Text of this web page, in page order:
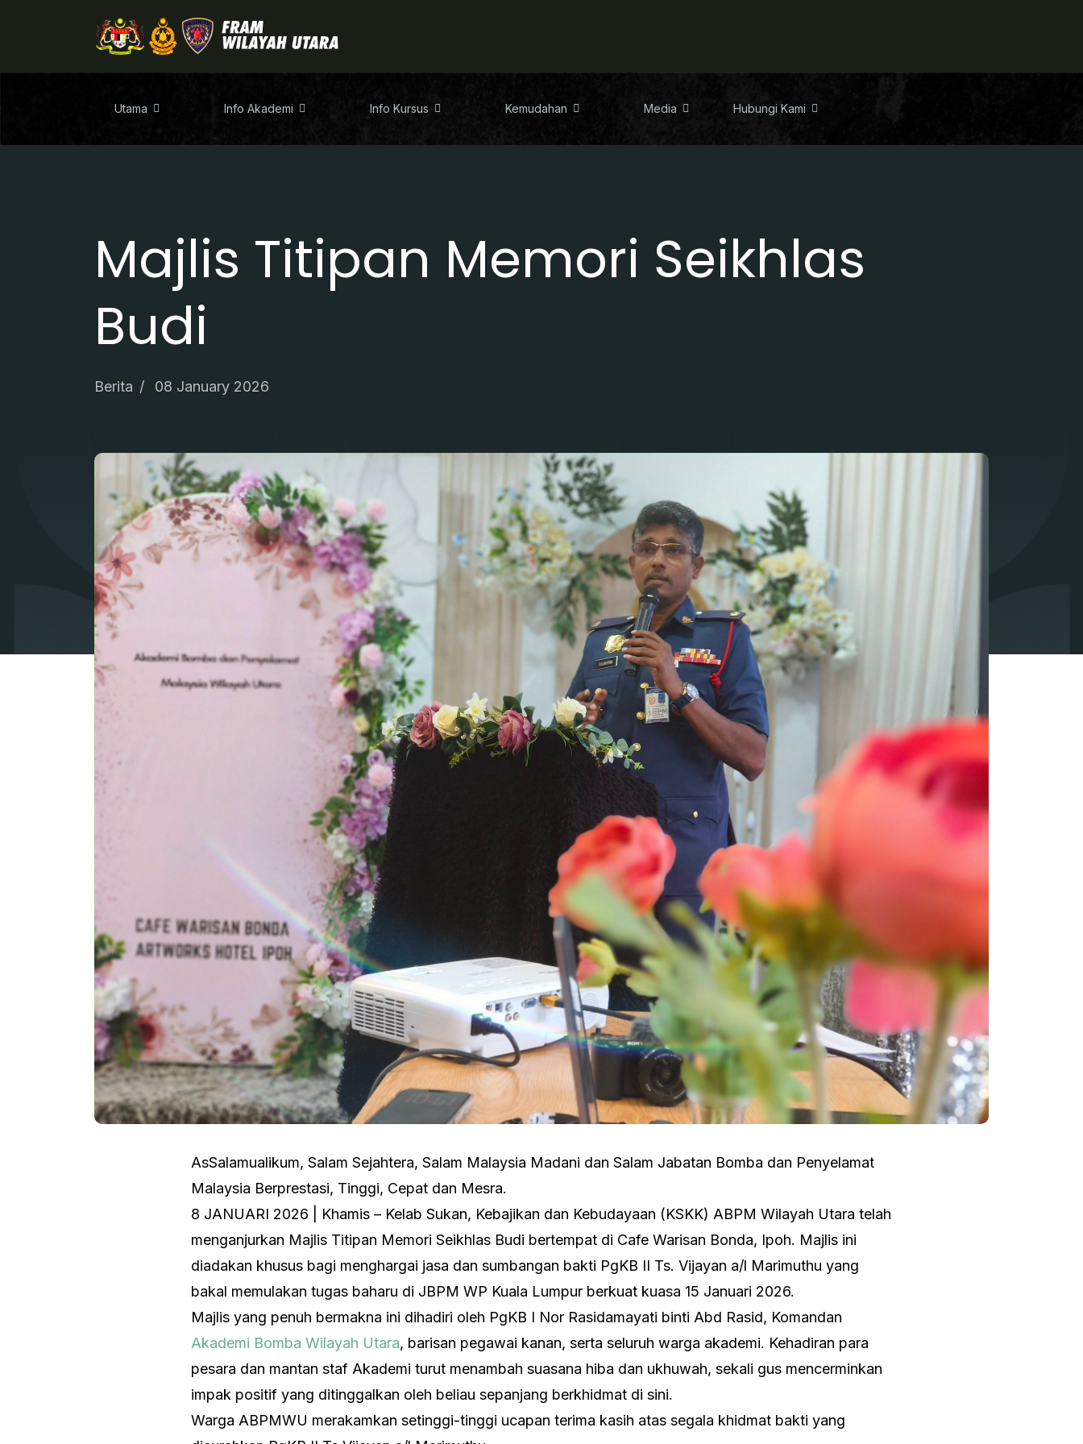
Utama Info Akademi Info Kursus Kemudahan Media Hubungi Kami
Majlis Titipan Memori Seikhlas
Budi
Berita 08 January 2026
AsSalamualikum, Salam Sejahtera, Salam Malaysia Madani dan Salam Jabatan Bomba dan Penyelamat
Malaysia Berprestasi, Tinggi, Cepat dan Mesra.
8 JANUARI 2026 | Khamis – Kelab Sukan, Kebajikan dan Kebudayaan (KSKK) ABPM Wilayah Utara telah
menganjurkan Majlis Titipan Memori Seikhlas Budi bertempat di Cafe Warisan Bonda, Ipoh. Majlis ini
diadakan khusus bagi menghargai jasa dan sumbangan bakti PgKB II Ts. Vijayan a/l Marimuthu yang
bakal memulakan tugas baharu di JBPM WP Kuala Lumpur berkuat kuasa 15 Januari 2026.
​Majlis yang penuh bermakna ini dihadiri oleh PgKB I Nor Rasidamayati binti Abd Rasid, Komandan
Akademi Bomba Wilayah Utara, barisan pegawai kanan, serta seluruh warga akademi. Kehadiran para
pesara dan mantan staf Akademi turut menambah suasana hiba dan ukhuwah, sekali gus mencerminkan
impak positif yang ditinggalkan oleh beliau sepanjang berkhidmat di sini.
Warga ABPMWU merakamkan setinggi-tinggi ucapan terima kasih atas segala khidmat bakti yang